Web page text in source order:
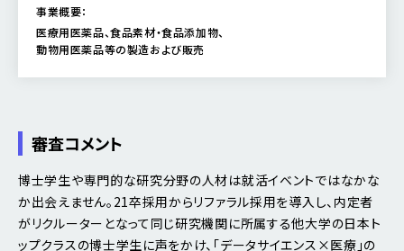
事業概要：
医療用医薬品、食品素材・食品添加物、
動物用医薬品等の製造および販売
審査コメント
博士学生や専門的な研究分野の人材は就活イベントではなかな
か出会えません。21卒採用からリファラル採用を導入し、内定者
がリクルーターとなって同じ研究機関に所属する他大学の日本ト
ップクラスの博士学生に声をかけ、「データサイエンス×医療」の